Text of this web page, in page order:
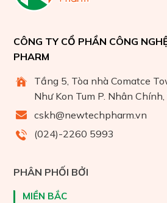
CÔNG TY CỔ PHẦN CÔNG
PHARM
Tầng 5, Tòa nhà Comatce
Như Kon Tum P. Nhân
cskh@newtechpharm.vn
(024)-2260 5993
PHÂN PHỐI BỞI
MIỀN BẮC